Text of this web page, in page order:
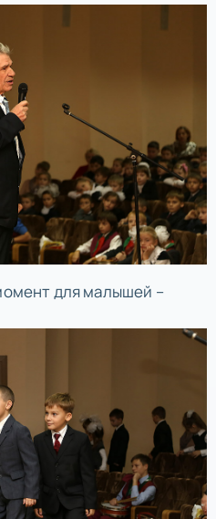
для малышей –